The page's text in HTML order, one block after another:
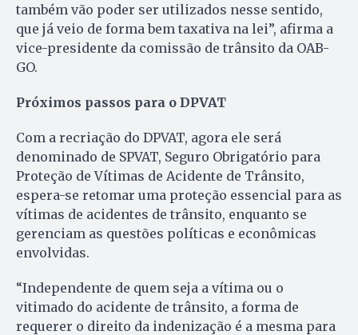
também vão poder ser utilizados nesse sentido,
que já veio de forma bem taxativa na lei”, afirma a
vice-presidente da comissão de trânsito da OAB-
GO.
Próximos passos para o DPVAT
Com a recriação do DPVAT, agora ele será
denominado de SPVAT, Seguro Obrigatório para
Proteção de Vítimas de Acidente de Trânsito,
espera-se retomar uma proteção essencial para as
vítimas de acidentes de trânsito, enquanto se
gerenciam as questões políticas e econômicas
envolvidas.
“Independente de quem seja a vítima ou o
vitimado do acidente de trânsito, a forma de
requerer o direito da indenização é a mesma para